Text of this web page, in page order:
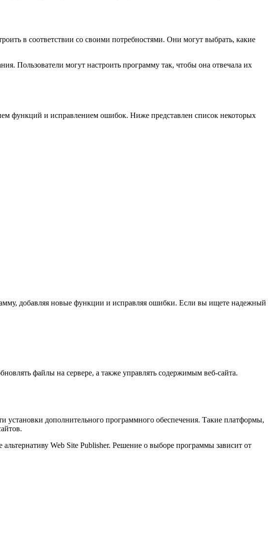
в соответствии со своими потребностями. Они могут выбрать, какие
Пользователи могут настроить программу так, чтобы она отвечала их
функций и исправлением ошибок. Ниже представлен список некоторых
добавляя новые функции и исправляя ошибки. Если вы ищете надежный
файлы на сервере, а также управлять содержимым веб-сайта.
дополнительного программного обеспечения. Такие платформы,
Web Site Publisher. Решение о выборе программы зависит от